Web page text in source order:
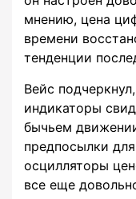
мнению, цена
времени
тенденции
Вейс
индикаторы
бычьем
предпосылки
осцилляторы
все еще